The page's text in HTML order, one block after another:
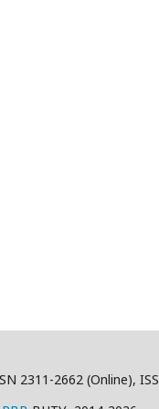
2311-2662 (Online),